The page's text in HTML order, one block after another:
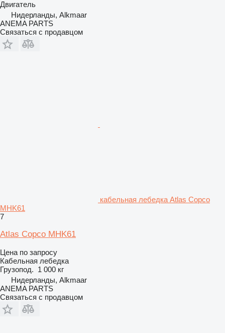
Двигатель
Нидерланды, Alkmaar
ANEMA PARTS
Связаться с продавцом
кабельная лебедка Atlas Copco
MHK61
7
Atlas Copco MHK61
Цена по запросу
Кабельная лебедка
Грузопод. 1 000 кг
Нидерланды, Alkmaar
ANEMA PARTS
Связаться с продавцом